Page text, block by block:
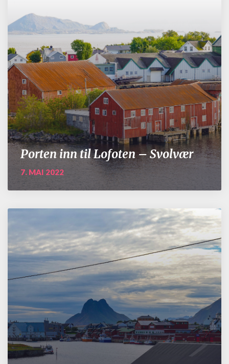
Porten inn til Lofoten – Svolvær
7. MAI 2022